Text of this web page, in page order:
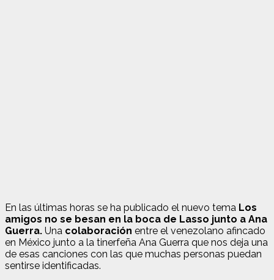
En las últimas horas se ha publicado el nuevo tema Los
amigos no se besan en la boca de Lasso junto a Ana
Guerra. Una colaboración entre el venezolano afincado
en México junto a la tinerfeña Ana Guerra que nos deja una
de esas canciones con las que muchas personas puedan
sentirse identificadas.